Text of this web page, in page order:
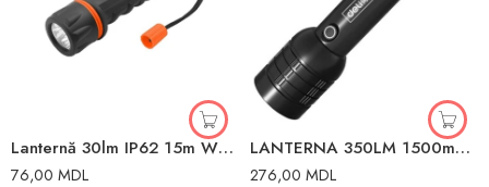
Lanternă 30lm IP62 15m WOKIN
76,00 MDL
LANTERNA 350LM 1500mAh DELI
276,00 MDL